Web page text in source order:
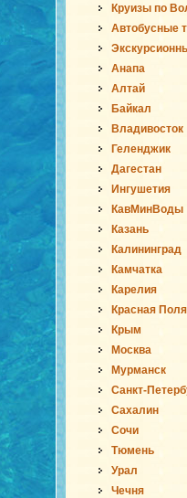
Круизы по
Автобусные
Анапа
Алтай
Байкал
Владивосток
Геленджик
Дагестан
Ингушетия
КавМинВоды
Казань
Калининград
Камчатка
Карелия
Красная
Крым
Москва
Мурманск
Санкт-
Сахалин
Сочи
Тюмень
Урал
Чечня